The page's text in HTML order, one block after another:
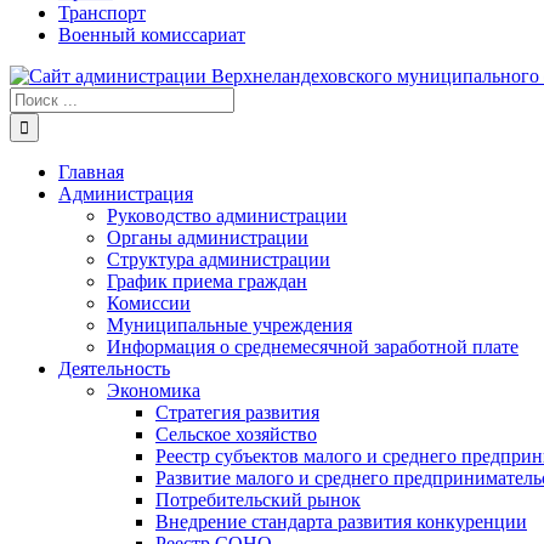
Транспорт
Военный комиссариат
Результат
поиска:
Главная
Администрация
Руководство администрации
Органы администрации
Структура администрации
График приема граждан
Комиссии
Муниципальные учреждения
Информация о среднемесячной заработной плате
Деятельность
Экономика
Стратегия развития
Сельское хозяйство
Реестр субъектов малого и среднего
Развитие малого и среднего
Потребительский рынок
Внедрение стандарта развития конкуренции